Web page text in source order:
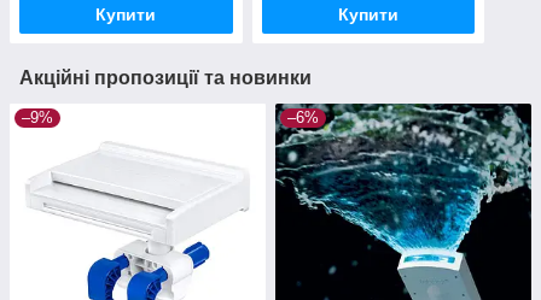
Купити Купити
Акційні пропозиції та новинки
–9% –6%